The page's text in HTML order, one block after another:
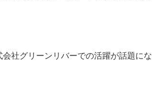
社グリーンリバーでの活躍が話題にな